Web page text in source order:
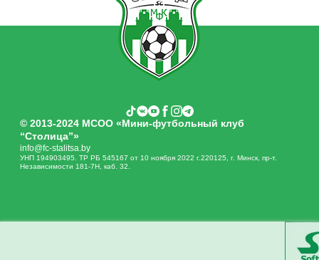
© 2013-2024 МСОО «Мини-футбольный клуб
“Столица”»
info@fc-stalitsa.by
УНП 194903495. ТР РБ 545167 от 10 ноября 2022 г.220125, г. Минск, пр-т.
Независимости 181-7Н, каб. 32.